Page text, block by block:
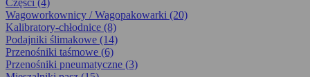
Części (4)
Wagoworkownicy / Wagopakowarki (20)
Kalibratory-chłodnice (8)
Podajniki ślimakowe (14)
Przenośniki taśmowe (6)
Przenośniki pneumatyczne (3)